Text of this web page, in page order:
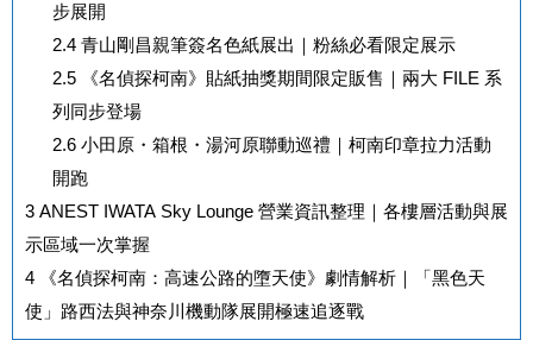
步展開
2.4青山剛昌親筆簽名色紙展出｜粉絲必看限定展示
2.5《名偵探柯南》貼紙抽獎期間限定販售｜兩大 FILE 系
列同步登場
2.6小田原・箱根・湯河原聯動巡禮｜柯南印章拉力活動
開跑
3 ANEST IWATA Sky Lounge 營業資訊整理｜各樓層活動與展
示區域一次掌握
4 《名偵探柯南：高速公路的墮天使》劇情解析｜「黑色天
使」路西法與神奈川機動隊展開極速追逐戰